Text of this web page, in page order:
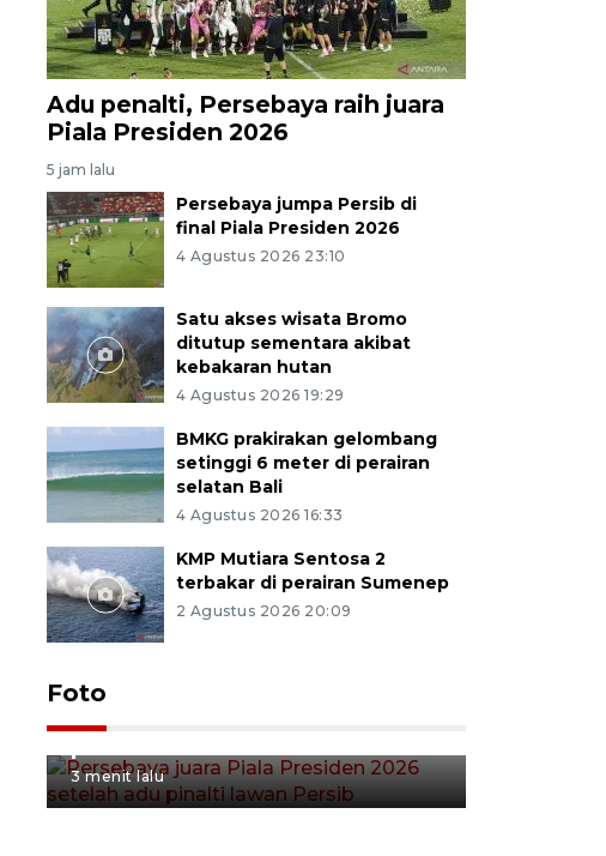
Adu penalti, Persebaya raih juara
Piala Presiden 2026
5 jam lalu
Persebaya jumpa Persib di
final Piala Presiden 2026
4 Agustus 2026 23:10
Satu akses wisata Bromo
ditutup sementara akibat
kebakaran hutan
4 Agustus 2026 19:29
BMKG prakirakan gelombang
setinggi 6 meter di perairan
selatan Bali
4 Agustus 2026 16:33
KMP Mutiara Sentosa 2
terbakar di perairan Sumenep
2 Agustus 2026 20:09
Foto
Persebaya juara Piala
Presiden 2026 setelah adu
3 menit lalu